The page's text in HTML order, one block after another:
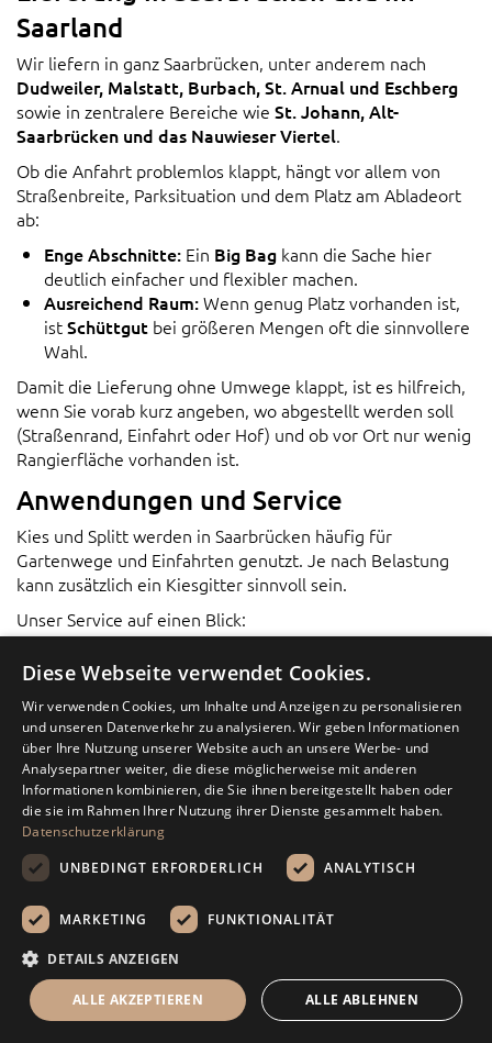
Saarland
Wir liefern in ganz Saarbrücken, unter anderem nach
Dudweiler, Malstatt, Burbach, St. Arnual und Eschberg
sowie in zentralere Bereiche wie St. Johann, Alt-
Saarbrücken und das Nauwieser Viertel.
Ob die Anfahrt problemlos klappt, hängt vor allem von
Straßenbreite, Parksituation und dem Platz am Abladeort
ab:
Enge Abschnitte: Ein Big Bag kann die Sache hier
deutlich einfacher und flexibler machen.
Ausreichend Raum:Wenn genug Platz vorhanden ist,
istSchüttgut bei größeren Mengen oft die sinnvollere
Wahl.
Damit die Lieferung ohne Umwege klappt, ist es hilfreich,
wenn Sie vorab kurz angeben, wo abgestellt werden soll
(Straßenrand, Einfahrt oder Hof) und ob vor Ort nur wenig
Rangierfläche vorhanden ist.
Anwendungen und Service
Kies und Splitt werden in Saarbrücken häufig für
Gartenwege und Einfahrten genutzt. Je nach Belastung
kann zusätzlich ein Kiesgitter sinnvoll sein.
Unser Service auf einen Blick:
Lieferung innerhalb von drei Werktagen
Preise basierend auf der Postleitzahl
Weitere Informationen finden Sie auch über die internen
Bereiche Zierkies und Ziersplitt.
Bestellung
ür die Bestellung brauchen wir im Kern drei Angaben:
Material, Körnung und Menge. Falls Ihnen noch etwas
fehlt, können Sie sich über Kontakt melden und uns Ihre
Eckdaten schicken (Fläche, Schichtdicke, Lieferadresse).
Möchten Sie die Lieferung nach Saarbrücken oder in der
Region Saarland anfragen, nutzen Sie bitte das
Kontaktformular und prüfen Sie vorab mit der Rechenhilfe
(Mengentabelle) die benötigte Menge.
Diese Webseite verwendet Cookies.
Wir verwenden Cookies, um Inhalte und Anzeigen zu personalisieren
und unseren Datenverkehr zu analysieren. Wir geben Informationen
über Ihre Nutzung unserer Website auch an unsere Werbe- und
Analysepartner weiter, die diese möglicherweise mit anderen
Informationen kombinieren, die Sie ihnen bereitgestellt haben oder
die sie im Rahmen Ihrer Nutzung ihrer Dienste gesammelt haben.
Datenschutzerklärung
UNBEDINGT ERFORDERLICH
ANALYTISCH
MARKETING FUNKTIONALITÄT
DETAILS ANZEIGEN
ALLE AKZEPTIEREN ALLE ABLEHNEN